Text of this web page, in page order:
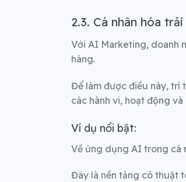
2.3. Cá nhân hóa
Với AI Marketing, doanh
hàng.
Để làm được điều này, trí
các hành vi, hoạt động
Ví dụ nổi bật:
Về ứng dụng AI trong cá
Đây là nền tảng có thuật